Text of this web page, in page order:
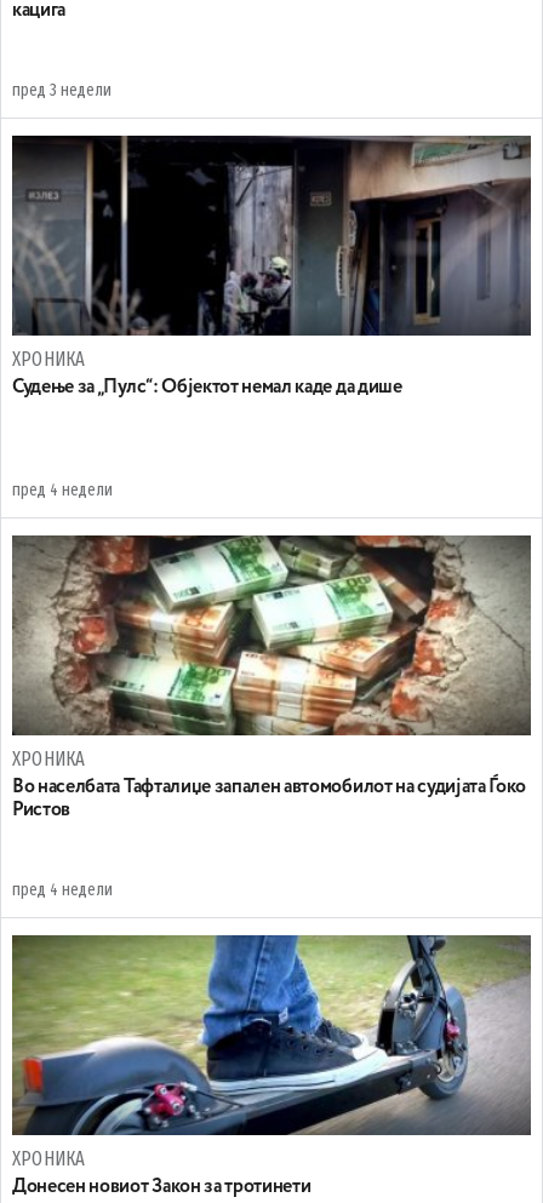
кацига
пред 3 недели
ХРОНИКА
Судење за „Пулс“: Објектот немал каде да дише
пред 4 недели
ХРОНИКА
Во населбата Тафталиџе запален автомобилот на судијата Ѓоко
Ристов
пред 4 недели
ХРОНИКА
Донесен новиот Закон за тротинети